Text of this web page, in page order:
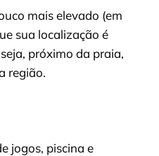
mais elevado (em
sua localização é
próximo da praia,
região.
jogos, piscina e